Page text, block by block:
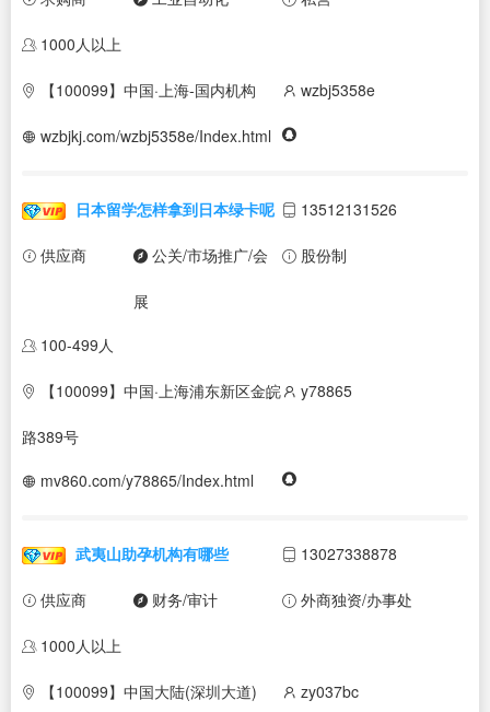
1000人以上
【100099】中国·上海-国内机构 wzbj5358e
wzbjkj.com/wzbj5358e/Index.html
日本留学怎样拿到日本绿卡呢 13512131526
供应商 公关/市场推广/会
展
股份制
100-499人
【100099】中国·上海浦东新区金皖
路389号
y78865
mv860.com/y78865/Index.html
武夷山助孕机构有哪些 13027338878
供应商 财务/审计 外商独资/办事处
1000人以上
【100099】中国大陆(深圳大道) zy037bc